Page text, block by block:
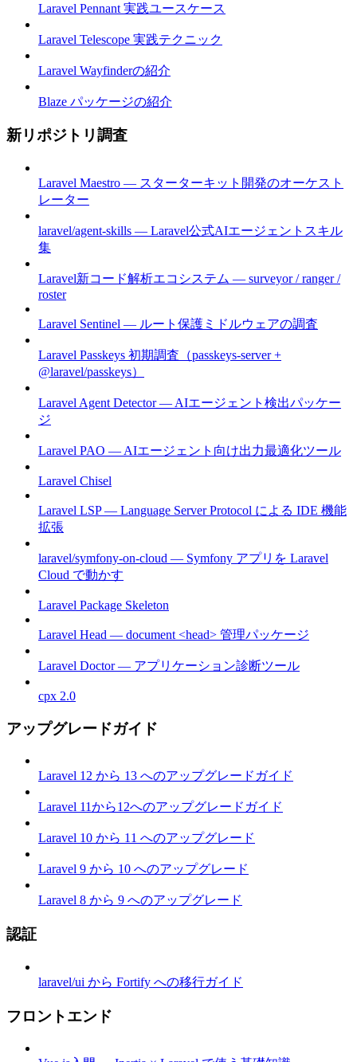
Laravel Pennant 実践ユースケース
Laravel Telescope 実践テクニック
Laravel Wayfinderの紹介
Blaze パッケージの紹介
新リポジトリ調査
Laravel Maestro — スターターキット開発のオーケスト
レーター
laravel/agent-skills — Laravel公式AIエージェントスキル
集
Laravel新コード解析エコシステム — surveyor / ranger /
roster
Laravel Sentinel — ルート保護ミドルウェアの調査
Laravel Passkeys 初期調査（passkeys-server +
@laravel/passkeys）
Laravel Agent Detector — AIエージェント検出パッケー
ジ
Laravel PAO — AIエージェント向け出力最適化ツール
Laravel Chisel
Laravel LSP — Language Server Protocol による IDE 機能
拡張
laravel/symfony-on-cloud — Symfony アプリを Laravel
Cloud で動かす
Laravel Package Skeleton
Laravel Head — document <head> 管理パッケージ
Laravel Doctor — アプリケーション診断ツール
cpx 2.0
アップグレードガイド
Laravel 12 から 13 へのアップグレードガイド
Laravel 11から12へのアップグレードガイド
Laravel 10 から 11 へのアップグレード
Laravel 9 から 10 へのアップグレード
Laravel 8 から 9 へのアップグレード
認証
laravel/ui から Fortify への移行ガイド
フロントエンド